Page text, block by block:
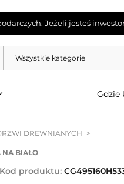
Jeżeli jesteś
Wszystkie kategorie
Gdzie
DREWNIANYCH >
NA BIAŁO
Kod produktu: